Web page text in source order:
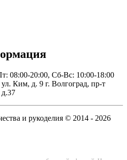
08:00-20:00, Сб-Вс: 10:00-18:00
ул. Ким, д. 9 г. Волгоград, пр-т
д.37
и рукоделия © 2014 - 2026